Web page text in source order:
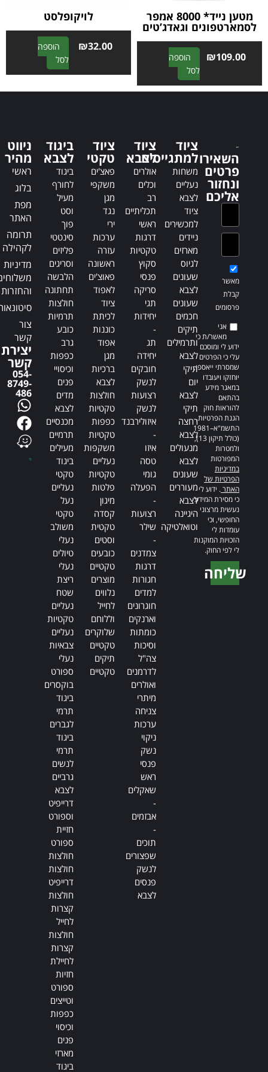
מטען נייד* 8000 אמפר
לסמארטפונים וגאדג’טים
₪109.00
הוספה
לסל
A
l
t
i
v
לויקופלסט
₪32.00
הוספה
לסל
A
l
t
i
השאירו
פרטים
ונחזור
אליכם
מאשר
קבלת
פרסומים
אני
מאשר/ת כי
ידוע לי ומוסכם
עלי כי הפרטים
שמסרתי ייאספו,
יוחזקו ויעובדו
במאגר מידע
בהתאם
להוראות חוק
הגנת הפרטיות,
התשמ"א–1981
(כולל תיקון 13),
ולמטרות
המפורטות
במדיניות
הפרטיות של
האתר. ידוע לי
כי מסירת המידע
נעשית מרצוני
החופשי, וכי
עומדות לי
הזכויות המוקנות
לי לפי החוק.
שליחה
ציוד
למתגייסים
משחות
נעליים
לצבא
ציוד
למכשירים
ניידים
מארזים
לגיוס
שעונים
לצבא
שעונים
חכמים
תיקים
ותרמילים
לצבא
תיקי
יום
לצבא
תיקי
רחצה
לצבא
מנעולים
לצבא
שעונים
מעוררים
לצבא
היגיינה
וטואלטיקה
ציוד
לצבא
אולרים
וכלים
רב
תכליתיים
ראשי
דרגות
טקטיות
סקוץ
פנסי
סריקה
תגי
יחידות
-
תג
יחידה
חובקים
לנשק
רצועות
לנשק
איזולירבנד
-
איזו
טסה
גומי
הפעלה
-
רצועות
שילר
-
צמדנים
דרגות
חגורות
למדים
חוגרונים
וארנקים
כומתות
וסיכות
צה"ל
לדרמנים
ואולרים
מיתרי
צניחה
ערכות
ניקוי
נשק
פנסי
ראש
שאקלים
-
אבזמים
-
תוכים
שפצורים
לנשק
פנסים
לצבא
ציוד
טקטי
פאצ'ים
משקפי
מגן
נגד
ירי
ערכות
עזרה
ראשונה
פאוצ'ים
לאפוד
ציוד
לכיתת
כוננות
אפוד
מגן
ברכיות
לצבא
חולצות
טקטיות
כפפות
טקטיות
משקפות
נעליים
טקטיות
פלטות
מיגון
קסדה
טקטית
וסטים
כובעים
טקטיים
מוצרים
נלווים
לחייל
וללוחם
שלוקרים
טקטיים
תיקים
טקטיים
ביגוד
לצבא
ביגוד
לחורף
מעיל
וסט
פוך
סינטטי
פליזים
וסריגים
הלבשה
תחתונה
חולצות
תרמיות
כובע
גרב
כפפות
וכיסויי
פנים
מדים
לצבא
מכנסיים
תרמיים
מעילים
ביגוד
טקטי
נעליים
נעל
טקטי
משולב
נעלי
טיולים
נעלי
ריצת
שטח
נעליים
טקטיות
נעליים
צבאיות
נעלי
ספורט
בוקסרים
ביגוד
תרמי
לגברים
ביגוד
תרמי
לנשים
גרביים
לצבא
דרייפיט
וספורט
חזיית
ספורט
חולצות
חולצות
דרייפיט
חולצות
קצרות
לחייל
חולצות
קצרות
לחיילת
חזיות
ספורט
וטייצים
כפפות
וכיסוי
פנים
מארזי
ביגוד
ניווט
מהיר
ראשי
בלוג
מפת
האתר
תרומה
לקהילה
מדיניות
והחזרות
צור
קשר
יצירת
קשר
054-
8749-
486